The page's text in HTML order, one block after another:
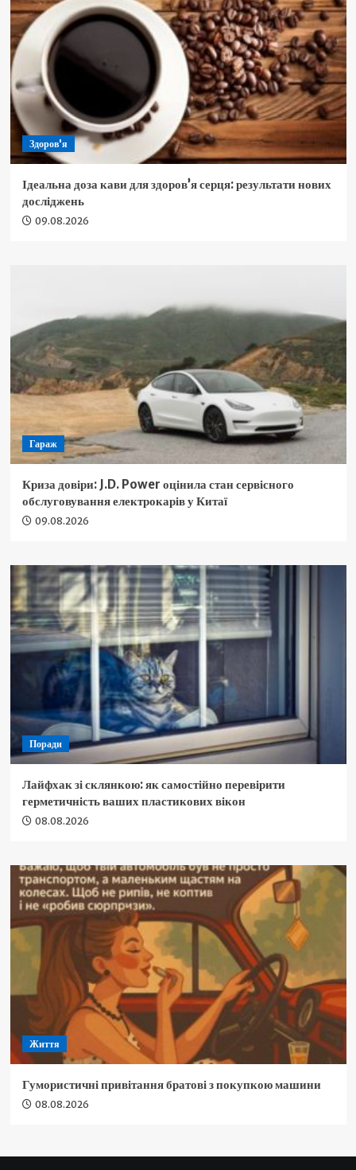
Здоров'я
Ідеальна доза кави для здоров’я серця: результати нових
досліджень
09.08.2026
Гараж
Криза довіри: J.D. Power оцінила стан сервісного
обслуговування електрокарів у Китаї
09.08.2026
Поради
Лайфхак зі склянкою: як самостійно перевірити
герметичність ваших пластикових вікон
08.08.2026
Життя
Гумористичні привітання братові з покупкою машини
08.08.2026